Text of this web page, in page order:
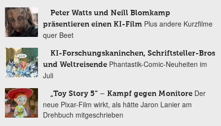
Peter Watts und Neill Blomkamp
präsentieren einen KI-Film Plus andere Kurzfilme
quer Beet
KI-Forschungskaninchen, Schriftsteller-Bros
und Weltreisende Phantastik-Comic-Neuheiten im
Juli
„Toy Story 5“ – Kampf gegen Monitore Der
neue Pixar-Film wirkt, als hätte Jaron Lanier am
Drehbuch mitgeschrieben